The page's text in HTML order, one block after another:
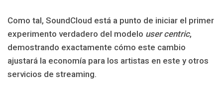
Como tal, SoundCloud está a punto de iniciar el primer
experimento verdadero del modelo user centric,
demostrando exactamente cómo este cambio
ajustará la economía para los artistas en este y otros
servicios de streaming.